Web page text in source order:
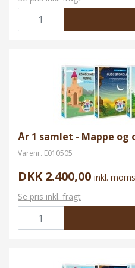
År 1 samlet - Mappe
Varenr. E010505
DKK 2.400,00 inkl. moms
Se pris inkl. fragt